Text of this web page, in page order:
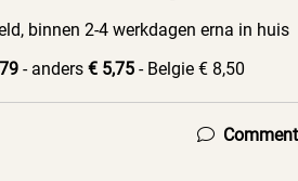
binnen 2-4 werkdagen erna in huis
- anders € 5,75 - Belgie € 8,50
Comment